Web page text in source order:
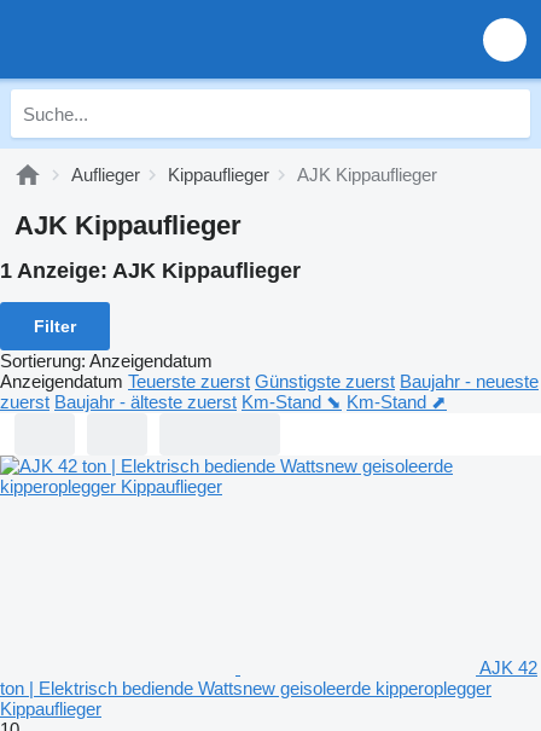
Auflieger Kippauflieger AJK Kippauflieger
AJK Kippauflieger
1 Anzeige: AJK Kippauflieger
Filter
Sortierung: Anzeigendatum
Anzeigendatum Teuerste zuerst Günstigste zuerst Baujahr - neueste
zuerst Baujahr - älteste zuerst Km-Stand ⬊ Km-Stand ⬈
AJK 42
ton | Elektrisch bediende Wattsnew geisoleerde kipperoplegger
Kippauflieger